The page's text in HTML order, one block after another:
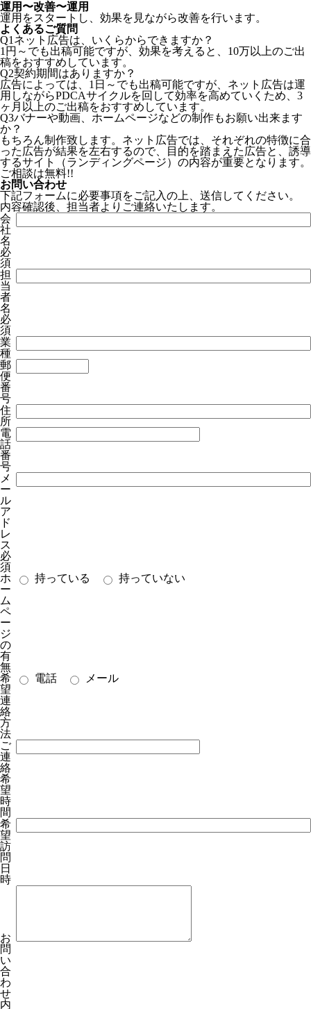
運用〜改善〜運用
運用をスタートし、効果を見ながら改善を行います。
よくあるご質問
Q1 ネット広告は、いくらからできますか？
1円～でも出稿可能ですが、効果を考えると、10万以上のご出
稿をおすすめしています。
Q2契約期間はありますか？
広告によっては、1日～でも出稿可能ですが、ネット広告は運
用しながらPDCAサイクルを回して効率を高めていくため、3
ヶ月以上のご出稿をおすすめしています。
Q3バナーや動画、ホームページなどの制作もお願い出来ます
か？
もちろん制作致します。ネット広告では、それぞれの特徴に合
った広告が結果を左右するので、目的を踏まえた広告と、誘導
するサイト（ランディングページ）の内容が重要となります。
ご相談は無料!!
お問い合わせ
下記フォームに必要事項をご記入の上、送信してください。
内容確認後、担当者よりご連絡いたします。
会
社
名
必
須
担
当
者
名
必
須
業
種
郵
便
番
号
住
所
電
話
番
号
メ
ー
ル
ア
ド
レ
ス
必
須
ホ
ー
ム
ペ
ー
ジ
の
有
無
持っている 持っていない
希
望
連
絡
方
法
電話 メール
ご
連
絡
希
望
時
間
希
望
訪
問
日
時
お
問
い
合
わ
せ
内